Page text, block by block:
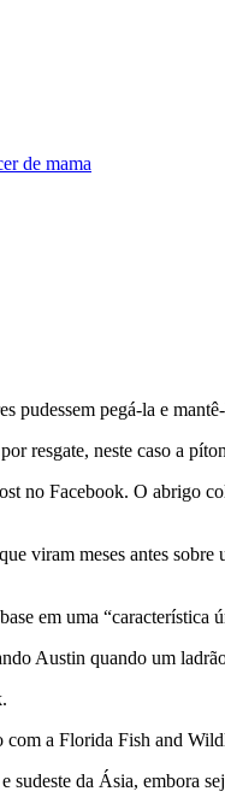
de mama
pudessem pegá-la e
resgate, neste caso a
no Facebook. O abrigo
viram meses antes
em uma “característica
Austin quando um
com a Florida Fish and
da Ásia, embora